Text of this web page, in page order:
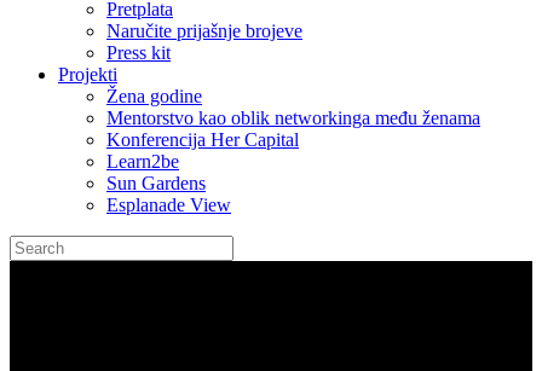
Pretplata
Naručite prijašnje brojeve
Press kit
Projekti
Žena godine
Mentorstvo kao oblik networkinga među ženama
Konferencija Her Capital
Learn2be
Sun Gardens
Esplanade View